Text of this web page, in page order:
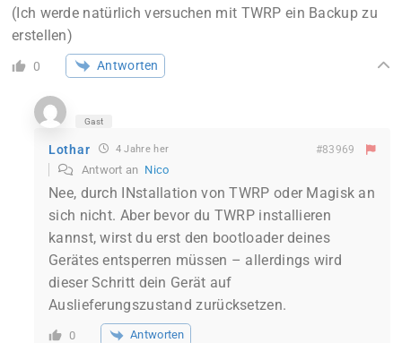
(Ich werde natürlich versuchen mit TWRP ein Backup zu
erstellen)
0 Antworten
Gast
Lothar 4 Jahre her #83969
Antwort an Nico
Nee, durch INstallation von TWRP oder Magisk an
sich nicht. Aber bevor du TWRP installieren
kannst, wirst du erst den bootloader deines
Gerätes entsperren müssen – allerdings wird
dieser Schritt dein Gerät auf
Auslieferungszustand zurücksetzen.
0 Antworten